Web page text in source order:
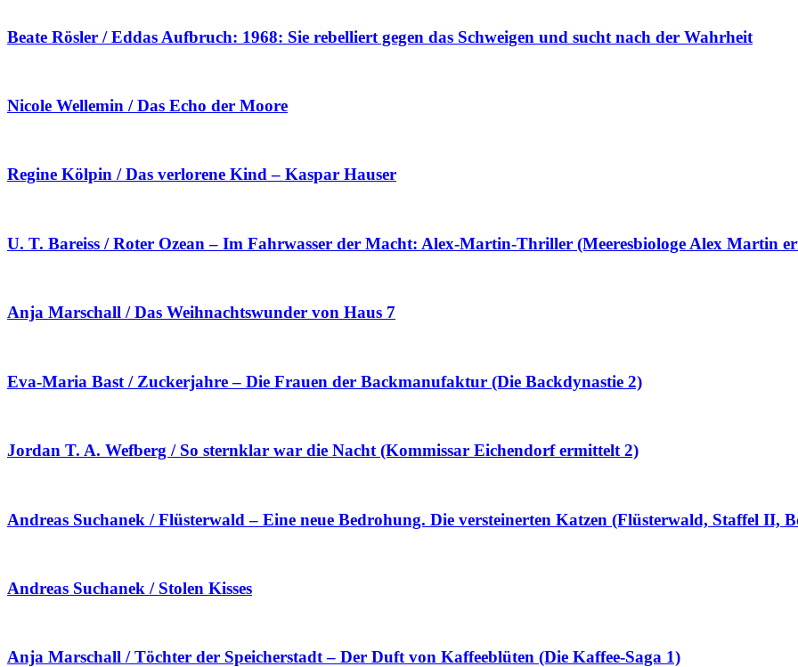
Beate Rösler / Eddas Aufbruch: 1968: Sie rebelliert gegen das Schweigen und sucht nach der Wahrheit
Nicole Wellemin / Das Echo der Moore
Regine Kölpin / Das verlorene Kind – Kaspar Hauser
U. T. Bareiss / Roter Ozean – Im Fahrwasser der Macht: Alex-Martin-Thriller (Meeresbiologe Alex Martin
Anja Marschall / Das Weihnachtswunder von Haus 7
Eva-Maria Bast / Zuckerjahre – Die Frauen der Backmanufaktur (Die Backdynastie 2)
Jordan T. A. Wefberg / So sternklar war die Nacht (Kommissar Eichendorf ermittelt 2)
Andreas Suchanek / Flüsterwald – Eine neue Bedrohung. Die versteinerten Katzen (Flüsterwald, Staffel II,
Andreas Suchanek / Stolen Kisses
Anja Marschall / Töchter der Speicherstadt – Der Duft von Kaffeeblüten (Die Kaffee-Saga 1)